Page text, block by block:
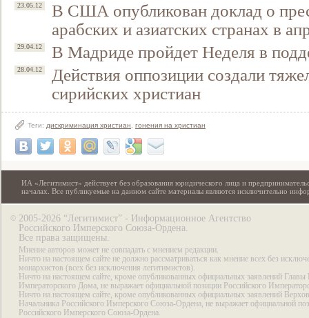
23.05.12
В США опубликован доклад о
арабских и азиатских странах в
29.04.12 В Мадриде пройдет Неделя в
28.04.12
Действия оппозиции создали
сирийских христиан
Теги: дискриминация христиан гонения на христиан
ИА «Легитимист» действует без образования юридического лица и
началах. Все публикуемые на данном сайте материалы являются исключительно
© 2005-2026 “Легитимист” - Информационное Агентство
Российского Имперского Союза-Ордена.
Все права защищены.
Мнение авторов может не совпадать с мнением редакции.
Ничто на настоящем сайте не должно рассматриваться как мнение всех без
монархистов (всех без исключения легитимистов).
Ничто на настоящем сайте, кроме опубликованных официальных заявлений Главы
Императорского Дома, не выражает официальной позиции Российского
Ничто на настоящем сайте, кроме опубликованных официальных заявлений
Начальника Российского Имперского Союза-Ордена, не выражает официальной
Российского Имперского Союза-Ордена.